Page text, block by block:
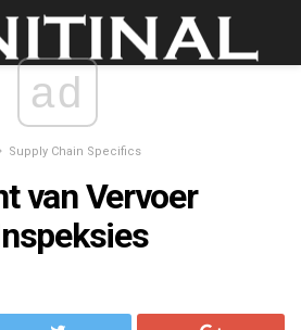
ad
Supply Chain Specifics
van Vervoer